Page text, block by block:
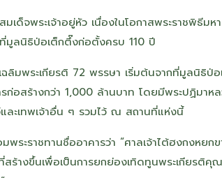
เด็จพระเจ้าอยู่หัว เนื่องในโอกาสพระราชพิธีมหา
มูลนิธิป่อเต็กตึ๊งก่อตั้งครบ 110 ปี
ลิมพระเกียรติ 72 พรรษา เริ่มต้นจากที่มูลนิธิป่อ
ก่อสร้างกว่า 1,000 ล้านบาท โดยมีพระปฏิมาห
ละเทพเจ้าอื่น ๆ รวมไว้ ณ สถานที่แห่งนี้
ระราชทานชื่ออาคารว่า “ศาลเจ้าไต้ฮงกงหยกข
สร้างขึ้นเพื่อเป็นการยกย่องเทิดทูนพระเกียรติคุ